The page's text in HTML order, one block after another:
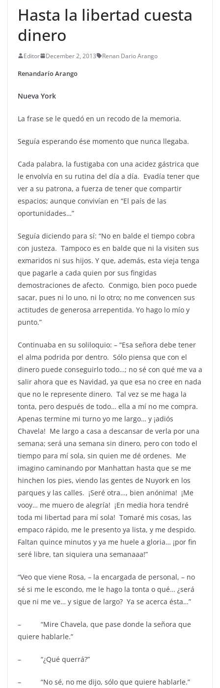
Hasta la libertad cuesta
dinero
Editor December 2, 2013 Renan Dario Arango
Renandarío Arango
Nueva York
La frase se le quedó en un recodo de la memoria.
Seguía esperando ése momento que nunca llegaba.
Cada palabra, la fustigaba con una acidez gástrica que
le envolvía en su rutina del día a día. Evadía tener que
ver a su patrona, a fuerza de tener que compartir
espacios; aunque convivían en “El país de las
oportunidades…”
Seguía diciendo para sí: “No en balde el tiempo cobra
con justeza. Tampoco es en balde que ni la visiten sus
exmaridos ni sus hijos. Y que, además, esta vieja tenga
que pagarle a cada quien por sus fingidas
demostraciones de afecto. Conmigo, bien poco puede
sacar, pues ni lo uno, ni lo otro; no me convencen sus
actitudes de generosa arrepentida. Yo hago lo mío y
punto.”
Continuaba en su soliloquio: – “Esa señora debe tener
el alma podrida por dentro. Sólo piensa que con el
dinero puede conseguirlo todo…; no sé con qué me va a
salir ahora que es Navidad, ya que esa no cree en nada
que no le represente dinero. Tal vez se me haga la
tonta, pero después de todo… ella a mí no me compra.
Apenas termine mi turno yo me largo… y ¡adiós
Chavela! Me largo a casa a descansar de verla por una
semana; será una semana sin dinero, pero con todo el
tiempo para mí sola, sin quien me dé ordenes. Me
imagino caminando por Manhattan hasta que se me
hinchen los pies, viendo las gentes de Nuyork en los
parques y las calles. ¡Seré otra…, bien anónima! ¡Me
vooy… me muero de alegría! ¡En media hora tendré
toda mi libertad para mí sola! Tomaré mis cosas, las
empaco rápido, me le presento ya lista, y me despido.
Faltan quince minutos y ya me huele a gloria… ¡por fin
seré libre, tan siquiera una semanaaa!”
“Veo que viene Rosa, – la encargada de personal, – no
sé si me le escondo, me le hago la tonta o qué… ¿será
que ni me ve… y sigue de largo? Ya se acerca ésta…”
– “Mire Chavela, que pase donde la señora que
quiere hablarle.”
– “¿Qué querrá?”
– “No sé, no me dijo, sólo que quiere hablarle.”